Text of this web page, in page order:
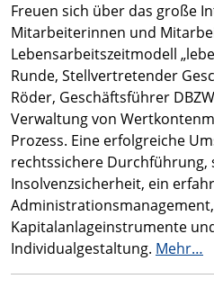
Freuen sich über das große
Mitarbeiterinnen und
Lebensarbeitszeitmodell
Runde, Stellvertretender
Röder, Geschäftsführer
Verwaltung von
Prozess. Eine erfolgreiche
rechtssichere Durchführung,
Insolvenzsicherheit, ein
Kapitalanlageinstrumente
Individualgestaltung. Mehr…